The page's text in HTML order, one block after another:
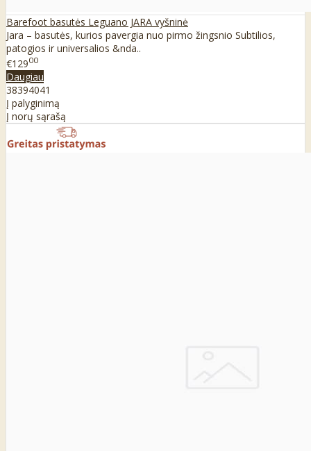
Barefoot basutės Leguano JARA vyšninė
Jara – basutės, kurios pavergia nuo pirmo žingsnio Subtilios,
patogios ir universalios &nda..
€12900
Daugiau
38394041
Į palyginimą
Į norų sąrašą